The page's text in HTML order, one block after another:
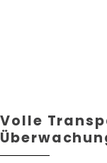
Volle